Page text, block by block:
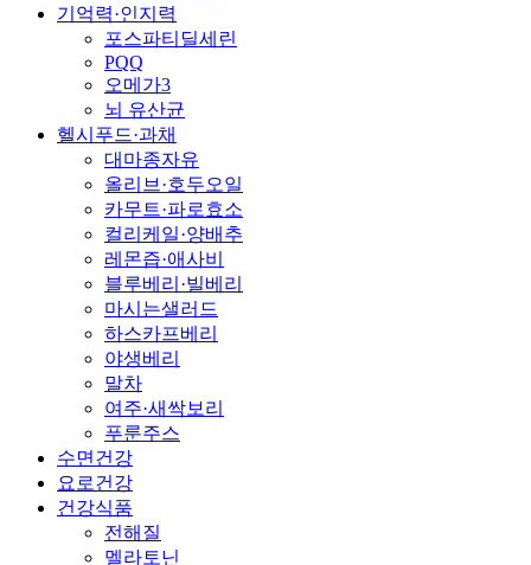
기억력·인지력
포스파티딜세린
PQQ
오메가3
뇌 유산균
헬시푸드·과채
대마종자유
올리브·호두오일
카무트·파로효소
컬리케일·양배추
레몬즙·애사비
블루베리·빌베리
마시는샐러드
하스카프베리
야생베리
말차
여주·새싹보리
푸룬주스
수면건강
요로건강
건강식품
전해질
멜라토닌